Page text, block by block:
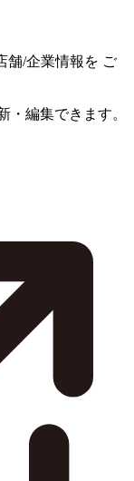
舗/企業情報を ご
・編集できます。